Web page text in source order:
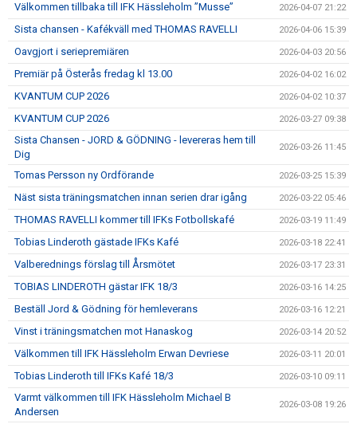
Välkommen tillbaka till IFK Hässleholm ”Musse” 2026-04-07 21:22
Sista chansen - Kafékväll med THOMAS RAVELLI 2026-04-06 15:39
Oavgjort i seriepremiären 2026-04-03 20:56
Premiär på Österås fredag kl 13.00 2026-04-02 16:02
KVANTUM CUP 2026 2026-04-02 10:37
KVANTUM CUP 2026 2026-03-27 09:38
Sista Chansen - JORD & GÖDNING - levereras hem till
Dig
2026-03-26 11:45
Tomas Persson ny Ordförande 2026-03-25 15:39
Näst sista träningsmatchen innan serien drar igång 2026-03-22 05:46
THOMAS RAVELLI kommer till IFKs Fotbollskafé 2026-03-19 11:49
Tobias Linderoth gästade IFKs Kafé 2026-03-18 22:41
Valberednings förslag till Årsmötet 2026-03-17 23:31
TOBIAS LINDEROTH gästar IFK 18/3 2026-03-16 14:25
Beställ Jord & Gödning för hemleverans 2026-03-16 12:21
Vinst i träningsmatchen mot Hanaskog 2026-03-14 20:52
Välkommen till IFK Hässleholm Erwan Devriese 2026-03-11 20:01
Tobias Linderoth till IFKs Kafé 18/3 2026-03-10 09:11
Varmt välkommen till IFK Hässleholm Michael B
Andersen
2026-03-08 19:26